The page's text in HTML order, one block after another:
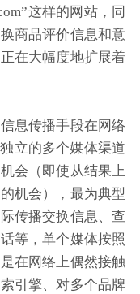
这样的网站，同
商品评价信息和意
在大幅度地扩展着
息传播手段在网络
立的多个媒体渠道
会（即使从结果上
机会），最为典型
传播交换信息、查
等，单个媒体按照
在网络上偶然接触
引擎、对多个品牌